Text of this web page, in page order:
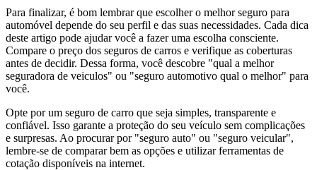
Para finalizar, é bom lembrar que escolher o melhor seguro para
automóvel depende do seu perfil e das suas necessidades. Cada dica
deste artigo pode ajudar você a fazer uma escolha consciente.
Compare o preço dos seguros de carros e verifique as coberturas
antes de decidir. Dessa forma, você descobre "qual a melhor
seguradora de veiculos" ou "seguro automotivo qual o melhor" para
você.
Opte por um seguro de carro que seja simples, transparente e
confiável. Isso garante a proteção do seu veículo sem complicações
e surpresas. Ao procurar por "seguro auto" ou "seguro veicular",
lembre-se de comparar bem as opções e utilizar ferramentas de
cotação disponíveis na internet.